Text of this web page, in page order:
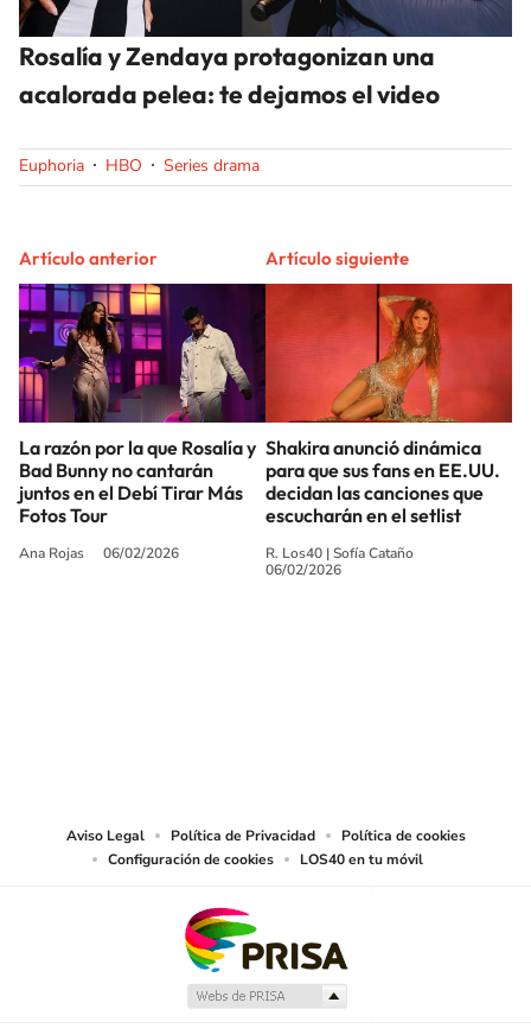
Rosalía y Zendaya protagonizan una
acalorada pelea: te dejamos el video
Euphoria HBO Series drama
Artículo anterior
La razón por la que Rosalía y
Bad Bunny no cantarán
juntos en el Debí Tirar Más
Fotos Tour
Ana Rojas 06/02/2026
Artículo siguiente
Shakira anunció dinámica
para que sus fans en EE.UU.
decidan las canciones que
escucharán en el setlist
R. Los40 |Sofía Cataño
06/02/2026
Aviso Legal Política de Privacidad
Política de cookies
Configuración de cookies
LOS40 en tu móvil